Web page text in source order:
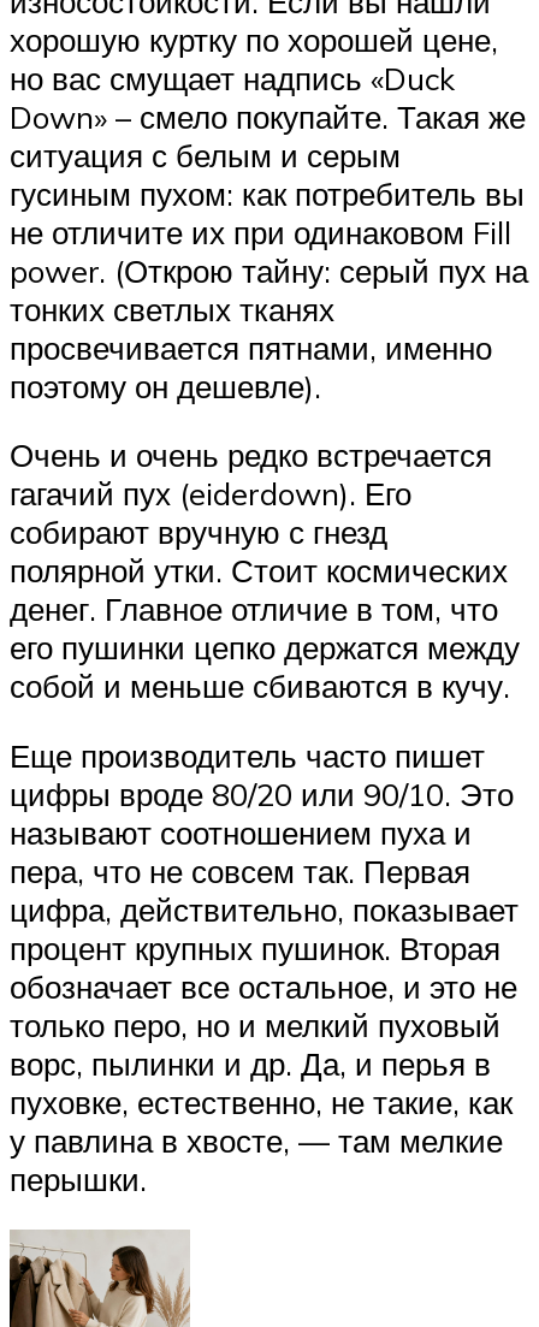
хорошую куртку по хорошей цене,
но вас смущает надпись «Duck
Down» – смело покупайте. Такая же
ситуация с белым и серым
гусиным пухом: как потребитель вы
не отличите их при одинаковом Fill
power. (Открою тайну: серый пух на
тонких светлых тканях
просвечивается пятнами, именно
поэтому он дешевле).
Очень и очень редко встречается
гагачий пух (eiderdown). Его
собирают вручную с гнезд
полярной утки. Стоит космических
денег. Главное отличие в том, что
его пушинки цепко держатся между
собой и меньше сбиваются в кучу.
Еще производитель часто пишет
цифры вроде 80/20 или 90/10. Это
называют соотношением пуха и
пера, что не совсем так. Первая
цифра, действительно, показывает
процент крупных пушинок. Вторая
обозначает все остальное, и это не
только перо, но и мелкий пуховый
ворс, пылинки и др. Да, и перья в
пуховке, естественно, не такие, как
у павлина в хвосте, — там мелкие
перышки.